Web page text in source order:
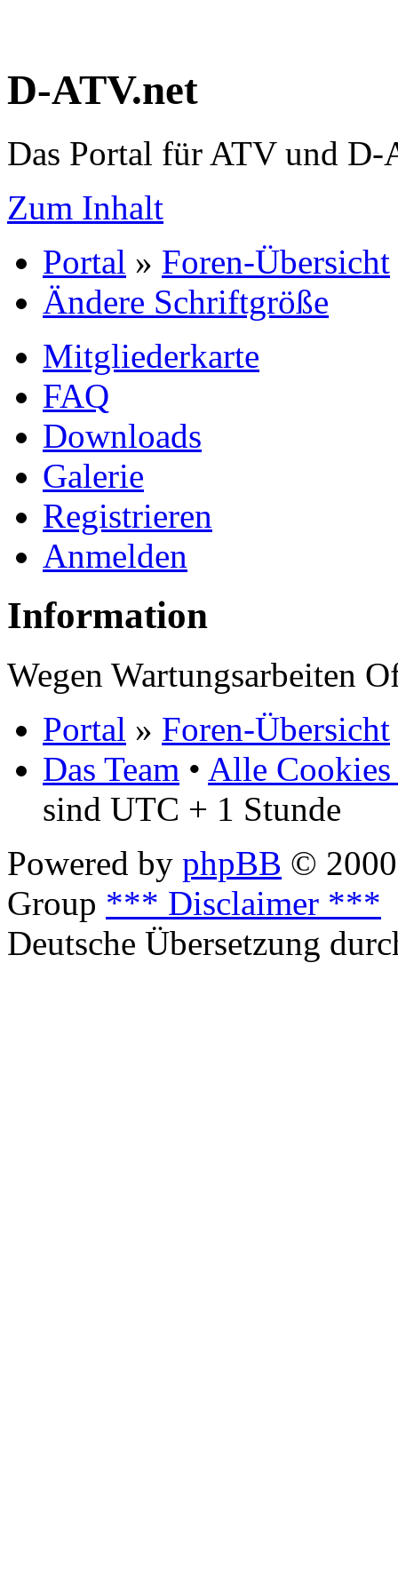
D-ATV.net
Das Portal für ATV und D-
Zum Inhalt
Portal » Foren-Übersicht
Ändere Schriftgröße
Mitgliederkarte
FAQ
Downloads
Galerie
Registrieren
Anmelden
Information
Wegen Wartungsarbeiten
Portal » Foren-Übersicht
Das Team • Alle Cookies
sind UTC + 1 Stunde
Powered by phpBB ©
Group *** Disclaimer ***
Deutsche Übersetzung